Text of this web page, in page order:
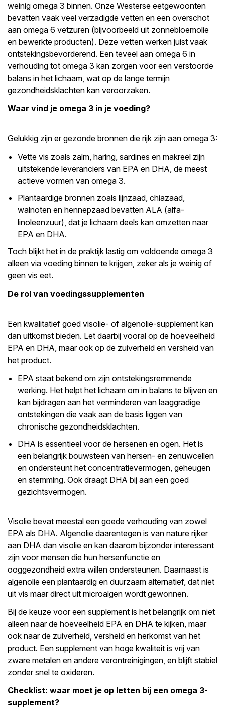
weinig omega 3 binnen. Onze Westerse eetgewoonten
bevatten vaak veel verzadigde vetten en een overschot
aan omega 6 vetzuren (bijvoorbeeld uit zonnebloemolie
en bewerkte producten). Deze vetten werken juist vaak
ontstekingsbevorderend. Een teveel aan omega 6 in
verhouding tot omega 3 kan zorgen voor een verstoorde
balans in het lichaam, wat op de lange termijn
gezondheidsklachten kan veroorzaken.
Waar vind je omega 3 in je voeding?
Gelukkig zijn er gezonde bronnen die rijk zijn aan omega 3:
Vette vis zoals zalm, haring, sardines en makreel zijn
uitstekende leveranciers van EPA en DHA, de meest
actieve vormen van omega 3.
Plantaardige bronnen zoals lijnzaad, chiazaad,
walnoten en hennepzaad bevatten ALA (alfa-
linoleenzuur), dat je lichaam deels kan omzetten naar
EPA en DHA.
Toch blijkt het in de praktijk lastig om voldoende omega 3
alleen via voeding binnen te krijgen, zeker als je weinig of
geen vis eet.
De rol van voedingssupplementen
Een kwalitatief goed visolie- of algenolie-supplement kan
dan uitkomst bieden. Let daarbij vooral op de hoeveelheid
EPA en DHA, maar ook op de zuiverheid en versheid van
het product.
EPA staat bekend om zijn ontstekingsremmende
werking. Het helpt het lichaam om in balans te blijven en
kan bijdragen aan het verminderen van laaggradige
ontstekingen die vaak aan de basis liggen van
chronische gezondheidsklachten.
DHA is essentieel voor de hersenen en ogen. Het is
een belangrijk bouwsteen van hersen- en zenuwcellen
en ondersteunt het concentratievermogen, geheugen
en stemming. Ook draagt DHA bij aan een goed
gezichtsvermogen.
Visolie bevat meestal een goede verhouding van zowel
EPA als DHA. Algenolie daarentegen is van nature rijker
aan DHA dan visolie en kan daarom bijzonder interessant
zijn voor mensen die hun hersenfunctie en
ooggezondheid extra willen ondersteunen. Daarnaast is
algenolie een plantaardig en duurzaam alternatief, dat niet
uit vis maar direct uit microalgen wordt gewonnen.
Bij de keuze voor een supplement is het belangrijk om niet
alleen naar de hoeveelheid EPA en DHA te kijken, maar
ook naar de zuiverheid, versheid en herkomst van het
product. Een supplement van hoge kwaliteit is vrij van
zware metalen en andere verontreinigingen, en blijft stabiel
zonder snel te oxideren.
Checklist: waar moet je op letten bij een omega 3-
supplement?